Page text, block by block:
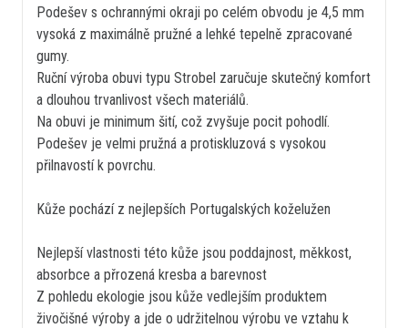
Podešev s ochrannými okraji po celém obvodu je 4,5 mm
vysoká z maximálně pružné a lehké tepelně zpracované
gumy.
Ruční výroba obuvi typu Strobel zaručuje skutečný komfort
a dlouhou trvanlivost všech materiálů.
Na obuvi je minimum šití, což zvyšuje pocit pohodlí.
Podešev je velmi pružná a protiskluzová s vysokou
přilnavostí k povrchu.
Kůže pochází z nejlepších Portugalských koželužen
Nejlepší vlastnosti této kůže jsou poddajnost, měkkost,
absorbce a přrozená kresba a barevnost
Z pohledu ekologie jsou kůže vedlejším produktem
živočišné výroby a jde o udržitelnou výrobu ve vztahu k